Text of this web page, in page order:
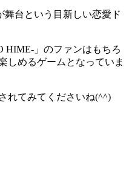
舞台という目新しい恋愛ド
HIME-」のファンはもちろ
しめるゲームとなっていま
れてみてくださいね(^^)